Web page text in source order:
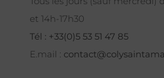
et 14h-17h30
Tél : +33(0)5 53 51 47 85
E.mail :